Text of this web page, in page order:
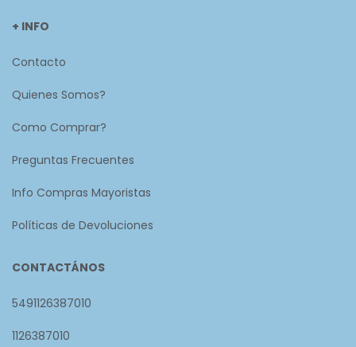
+ INFO
Contacto
Quienes Somos?
Como Comprar?
Preguntas Frecuentes
Info Compras Mayoristas
Políticas de Devoluciones
CONTACTÁNOS
5491126387010
1126387010